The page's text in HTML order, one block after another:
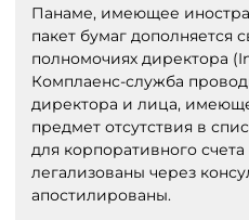
Панаме, имеющее
пакет бумаг дополняется
полномочиях директора
Комплаенс-служба
директора и лица,
предмет отсутствия в
для корпоративного
легализованы через
апостилированы.